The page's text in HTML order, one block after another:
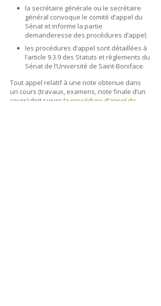
la secrétaire générale ou le secrétaire
général convoque le comité d’appel du
Sénat et informe la partie
demanderesse des procédures d’appel;
les procédures d’appel sont détaillées à
l’article 9.3.9 des Statuts et règlements du
Sénat de l’Université de Saint-Boniface.
Tout appel relatif à une note obtenue dans
un cours (travaux, examens, note finale d’un
cours) doit suivre la procédure d’appel de